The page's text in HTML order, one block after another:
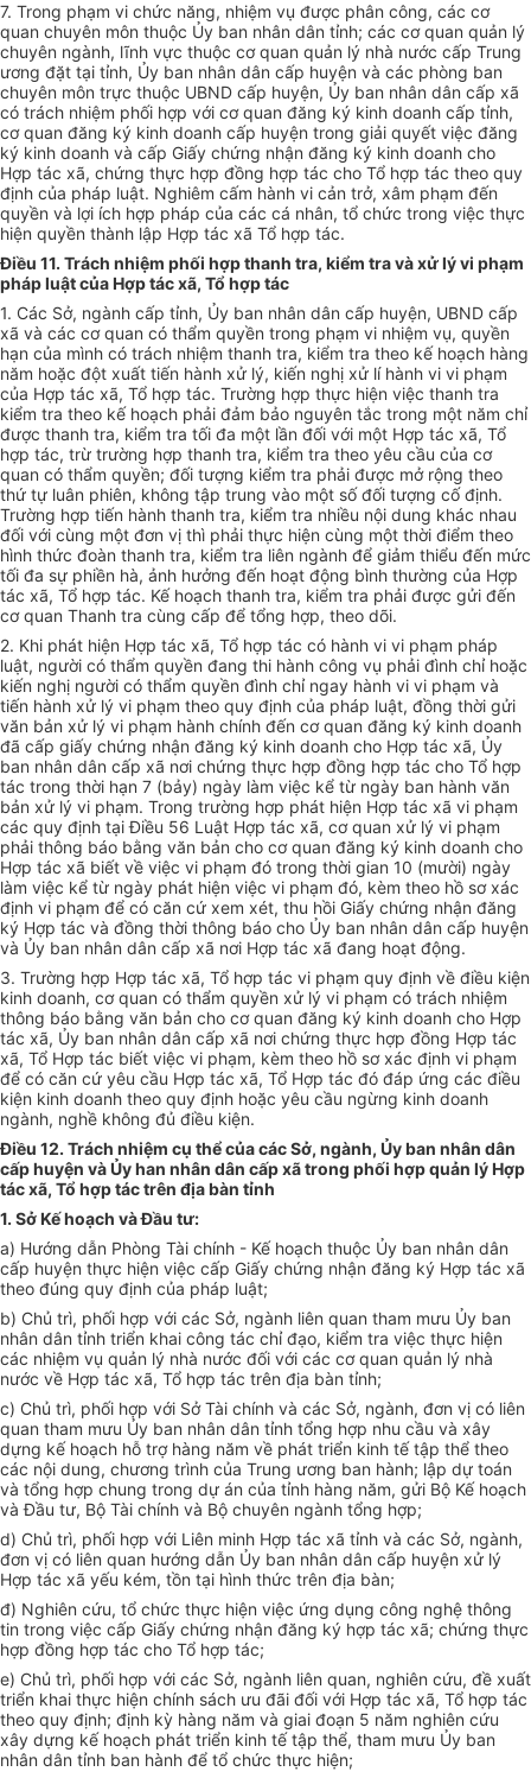
7. Trong phạm vi chức năng, nhiệm vụ được phân công, các cơ
quan chuyên môn thuộc Ủy ban nhân dân tỉnh; các cơquan quản lý
chuyên ngành, lĩnh vực thuộc cơquan quản lý nhà nước cấp Trung
ương đặt tại tỉnh, Ủy ban nhân dân cấp huyện và các phòng ban
chuyên môn trực thuộc UBND cấp huyện, Ủy ban nhân dân cấp xã
có trách nhiệm phối hợp với cơ quan đăng ký kinh doanh cấp tỉnh,
cơquan đăng ký kinh doanh cấp huyện trong giải quyết việc đăng
ký kinh doanh và cấp Giấy chứng nhận đăng ký kinh doanh cho
Hợp tác xã, chứng thực hợp đồng hợp tác cho Tổ hợp tác theo quy
định của pháp luật. Nghiêm cấm hành vi cản trở, xâm phạm đến
quyền và lợi ích hợp pháp của các cá nhân, tổ chức trong việc thực
hiện quyền thành lập Hợp tác xã Tổ hợp tác.
Điều 11. Trách nhiệm phối hợp thanh tra, kiểm tra và xử lý vi phạm
pháp luật của Hợp tác xã, Tổ hợp tác
1. Các Sở, ngành cấp tỉnh, Ủy ban nhân dân cấp huyện, UBND cấp
xã và các cơquan có thẩm quyền trong phạm vi nhiệm vụ, quyền
hạn của mình có trách nhiệm thanh tra, kiểm tra theo kế hoạch hàng
năm hoặc đột xuất tiến hành xử lý, kiến nghị xử lí hành vi vi phạm
của Hợp tác xã, Tổ hợp tác. Trường hợp thực hiện việc thanh tra
kiểm tra theo kếhoạch phải đảm bảo nguyên tắc trong một năm chỉ
được thanh tra, kiểm tra tối đa một lần đối với một Hợp tác xã, Tổ
hợp tác, trừ trường hợp thanh tra, kiểm tra theo yêu cầu của cơ
quan có thẩm quyền; đối tượng kiểm tra phải được mở rộng theo
thứ tự luân phiên, không tập trung vào một số đối tượng cố định.
Trường hợp tiến hành thanh tra, kiểm tra nhiều nội dung khác nhau
đối với cùng một đơn vị thì phải thực hiện cùng một thời điểm theo
hình thức đoàn thanh tra, kiểm tra liên ngành để giảm thiểu đến mức
tối đa sự phiền hà, ảnh hưởng đến hoạt động bình thường của Hợp
tác xã, Tổ hợp tác. Kế hoạch thanh tra, kiểm tra phải được gửi đến
cơ quan Thanh tra cùng cấp để tổng hợp, theo dõi.
2. Khi phát hiện Hợp tác xã, Tổ hợp tác có hành vi vi phạm pháp
luật, người có thẩm quyền đang thi hành công vụ phải đình chỉ hoặc
kiến nghị người có thẩm quyền đình chỉ ngay hành vi vi phạm và
tiến hành xử lý vi phạm theo quy định của pháp luật, đồng thời gửi
văn bản xử lý vi phạm hành chính đến cơquan đăng ký kinh doanh
đã cấp giấy chứng nhận đăng ký kinh doanh cho Hợp tác xã, Ủy
ban nhân dân cấp xã nơi chứng thực hợp đồng hợp tác cho Tổ hợp
tác trong thời hạn 7 (bảy) ngày làm việc kể từ ngày ban hành văn
bản xử lý vi phạm. Trong trường hợp phát hiện Hợp tác xã vi phạm
các quy định tại Điều 56 Luật Hợp tác xã, cơquan xử lý vi phạm
phải thông báo bằng văn bản cho cơ quan đăng ký kinh doanh cho
Hợp tác xã biết về việc vi phạm đó trong thời gian 10 (mười) ngày
làm việc kể từ ngày phát hiện việc vi phạm đó, kèm theo hồ sơ xác
định vi phạm để có căn cứ xem xét, thu hồi Giấy chứng nhận đăng
ký Hợp tác và đồng thời thông báo cho Ủy ban nhân dân cấp huyện
và Ủy ban nhân dân cấp xã nơi Hợp tác xã đang hoạt động.
3. Trường hợp Hợp tác xã, Tổ hợp tác vi phạm quy định về điều kiện
kinh doanh, cơquan có thẩm quyền xử lý vi phạm có trách nhiệm
thông báo bằng văn bản cho cơ quan đăng ký kinh doanh cho Hợp
tác xã, Ủy ban nhân dân cấp xã nơi chứng thực hợp đồng Hợp tác
xã, Tổ Hợp tác biết việc vi phạm, kèm theo hồ sơ xác định vi phạm
để có căn cứ yêu cầu Hợp tác xã, Tổ Hợp tác đó đáp ứng các điều
kiện kinh doanh theo quy định hoặc yêu cầu ngừng kinh doanh
ngành, nghề không đủ điều kiện.
Điều 12. Trách nhiệm cụ thể của các Sở, ngành, Ủy ban nhân dân
cấp huyện và Ủy han nhân dân cấp xã trong phối hợp quản lý Hợp
tác xã, Tổ hợp tác trên địa bàn tỉnh
1. SởKếhoạch vàĐầu tư:
a) Hướng dẫn Phòng Tài chính - Kế hoạch thuộc Ủy ban nhân dân
cấp huyện thực hiện việc cấp Giấy chứng nhận đăng ký Hợp tác xã
theo đúng quy định của pháp luật;
b) Chủ trì, phối hợp với các Sở, ngành liên quan tham mưu Ủy ban
nhân dân tỉnh triển khai công tác chỉđạo, kiểm tra việc thực hiện
các nhiệm vụ quản lý nhà nước đối với các cơquan quản lý nhà
nước về Hợp tác xã, Tổ hợp tác trên địa bàn tỉnh;
c) Chủ trì, phối hợp với Sở Tài chính và các Sở, ngành, đơn vị có liên
quan tham mưu Ủy ban nhân dân tỉnh tổng hợp nhu cầu và xây
dựng kếhoạch hỗ trợ hàng năm về phát triển kinh tếtập thể theo
các nội dung, chương trình của Trung ương ban hành; lập dự toán
và tổng hợp chung trong dự án của tỉnh hàng năm, gửi Bộ Kế hoạch
và Đầu tư, Bộ Tài chính và Bộ chuyên ngành tổng hợp;
d) Chủ trì, phối hợp với L iên minh Hợp tác xã tỉnh và các Sở, ngành,
đơn vị có liên quan hướng dẫn Ủy ban nhân dân cấp huyện xử lý
Hợp tác xã yếu kém, tồn tại hình thức trên địa bàn;
đ) Nghiên cứu, tổ chức thực hiện việc ứng dụng công nghệ thông
tin trong việc cấp Giấy chứng nhận đăng ký hợp tác xã; chứng thực
hợp đồng hợp tác cho Tổ hợp tác;
e) Chủ trì, phối hợp với các Sở, ngành liên quan, nghiên cứu, đề xuất
triển khai thực hiện chính sách ưu đãi đối với Hợp tác xã, Tổ hợp tác
theo quy định; định kỳ hàng năm và giai đoạn 5 năm nghiên cứu
xây dựng kế hoạch phát triển kinh tếtập thể, tham mưu Ủy ban
nhân dân tỉnh ban hành để tổ chức thực hiện;